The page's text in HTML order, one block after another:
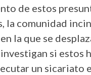
de estos
la comunidad
la que se
si estos
un sicariato